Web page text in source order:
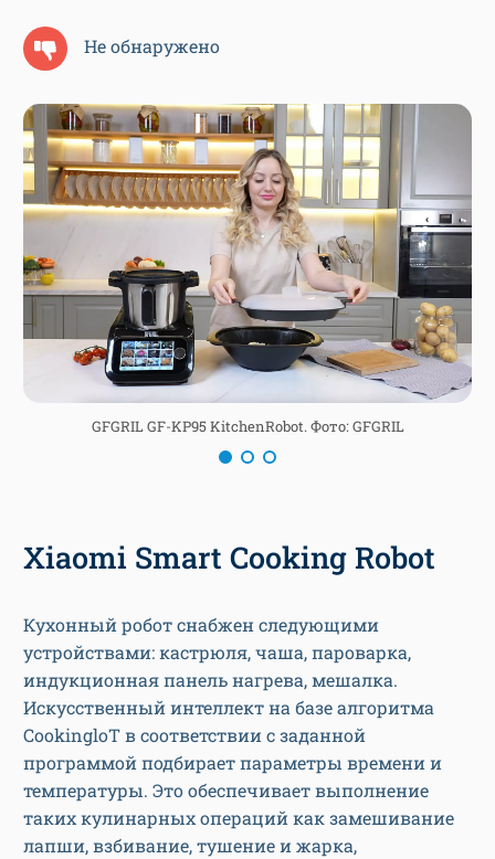
Не обнаружено
GFGRIL GF-KP95 KitchenRobot. Фото: GFGRIL
Xiaomi Smart Cooking Robot
Кухонный робот снабжен следующими
устройствами: кастрюля, чаша, пароварка,
индукционная панель нагрева, мешалка.
Искусственный интеллект на базе алгоритма
CookingloT в соответствии с заданной
программой подбирает параметры времени и
температуры. Это обеспечивает выполнение
таких кулинарных операций как замешивание
лапши, взбивание, тушение и жарка,